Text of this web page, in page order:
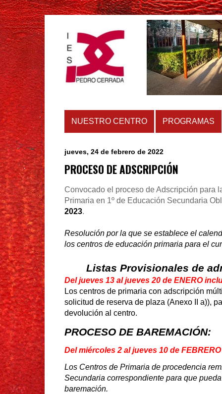
NUESTRO CENTRO PROGRAMAS
jueves, 24 de febrero de 2022
PROCESO DE ADSCRIPCIÓN
Convocado el proceso de Adscripción para
Primaria en 1º de Educación Secundaria
2023.
Resolución por la que se establece el
los centros de educación primaria para el
Listas Provisionales de
Del jueves 13 al jueves 20 de ENERO
Los centros de primaria con adscripción
solicitud de reserva de plaza (Anexo II a)),
devolución al centro.
PROCESO DE BAREMACIÓN:
Del miércoles 2 al jueves 10 de FEBRERO
Los Centros de Primaria de procedencia
Secundaria correspondiente para que
baremación.